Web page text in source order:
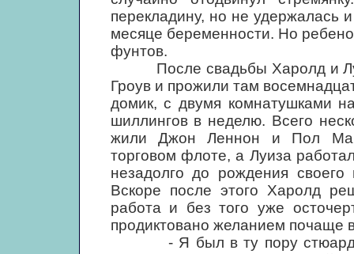
перекладину, но не удержалась
месяце беременности. Но
фунтов.
После свадьбы Харолд и
Гроув и прожили там
домик, с двумя комнатушками
шиллингов в неделю. Всего
жили Джон Леннон и Пол
торговом флоте, а Луиза
незадолго до рождения
Вскоре после этого Харолд
работа и без того уже
продиктовано желанием почаще
- Я был в ту пору стюардом